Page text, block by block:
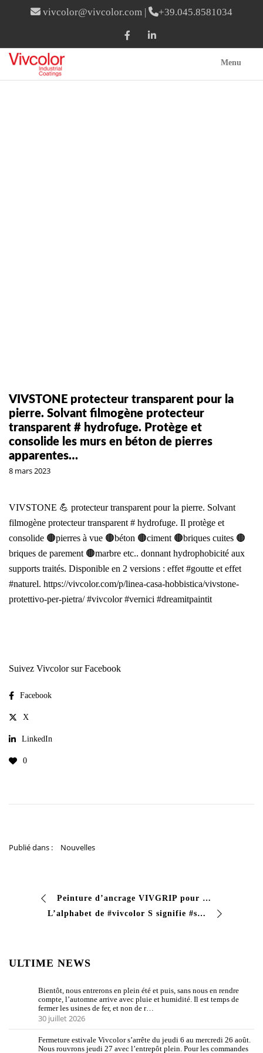
vivcolor@vivcolor.com | +39.045.8581034
Menu
VIVSTONE protecteur transparent pour la
pierre. Solvant filmogène protecteur
transparent # hydrofuge. Protège et
consolide les murs en béton de pierres
apparentes…
8 mars 2023
VIVSTONE 💪 protecteur transparent pour la pierre. Solvant
filmogène protecteur transparent # hydrofuge. Il protège et
consolide 🟤pierres à vue 🟤béton 🟤ciment 🟤briques cuites 🟤
briques de parement 🟤marbre etc.. donnant hydrophobicité aux
supports traités. Disponible en 2 versions : effet #goutte et effet
#naturel. https://vivcolor.com/p/linea-casa-hobbistica/vivstone-
protettivo-per-pietra/ #vivcolor #vernici #dreamitpaintit
Suivez Vivcolor sur Facebook
Facebook
X
LinkedIn
0
Publié dans : Nouvelles
Peinture d’ancrage VIVGRIP pour plastiques. #Primaire universel monocomposant adapté à la plupart des matériaux et supports #plastiques sur lesquels la normale …
L’alphabet de #vivcolor S signifie #solvant Les solvants sont principalement des liquides qui dissolvent un soluté solide liquide gazeux donnant lieu à une solu…
ULTIME NEWS
Bientôt, nous entrerons en plein été et puis, sans nous en rendre
compte, l’automne arrive avec pluie et humidité. Il est temps de
fermer les usines de fer, et non de r…
30 juillet 2026
Fermeture estivale Vivcolor s’arrête du jeudi 6 au mercredi 26 août.
Nous rouvrons jeudi 27 avec l’entrepôt plein. Pour les commandes